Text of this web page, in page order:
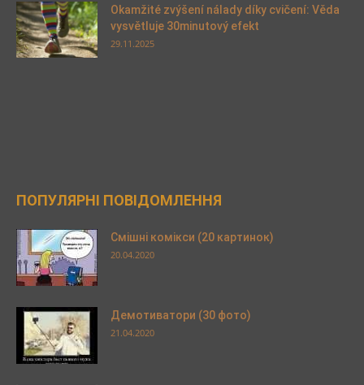
Okamžité zvýšení nálady díky cvičení: Věda
vysvětluje 30minutový efekt
29.11.2025
ПОПУЛЯРНІ ПОВІДОМЛЕННЯ
Смішні комікси (20 картинок)
20.04.2020
Демотиватори (30 фото)
21.04.2020